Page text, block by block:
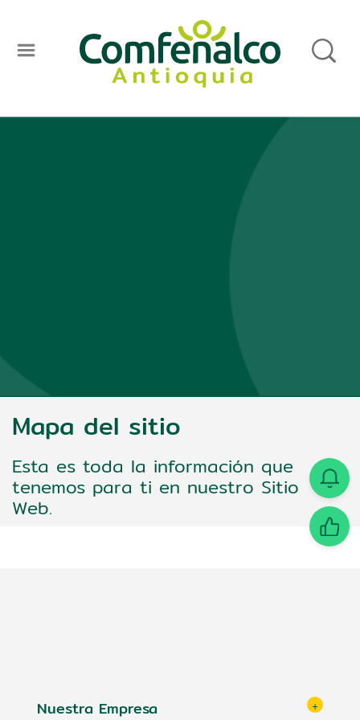
Mapa del sitio
Esta es toda la información que
tenemos para ti en nuestro Sitio
Web.
Nuestra Empresa